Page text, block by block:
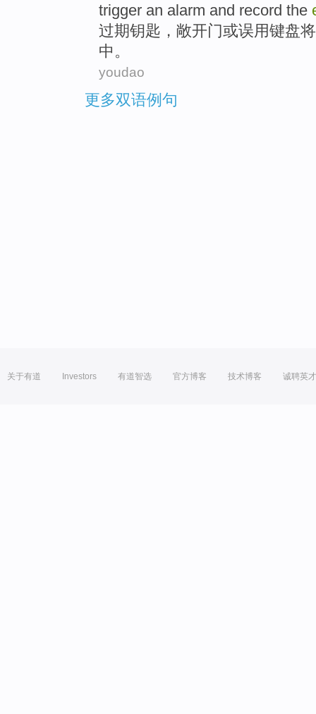
trigger an alarm and record the
过期钥匙 ， 敞开门或误用键盘将
中。
youdao
更多双语例句
关于有道 Investors 有道智选 官方博客 技术博客 诚聘英才